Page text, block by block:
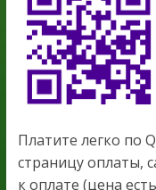
Платите легко по
страницу оплаты,
к оплате (цена